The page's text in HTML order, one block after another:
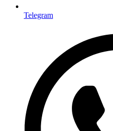
Telegram